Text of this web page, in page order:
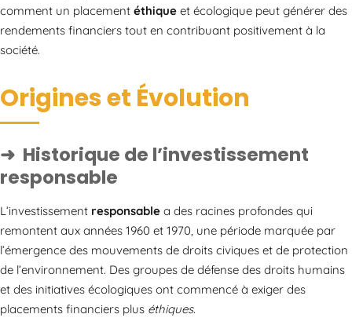
comment un placement éthique et écologique peut générer des
rendements financiers tout en contribuant positivement à la
société.
Origines et Évolution
Historique de l’investissement
responsable
L’investissement responsable a des racines profondes qui
remontent aux années 1960 et 1970, une période marquée par
l’émergence des mouvements de droits civiques et de protection
de l’environnement. Des groupes de défense des droits humains
et des initiatives écologiques ont commencé à exiger des
placements financiers plus éthiques.